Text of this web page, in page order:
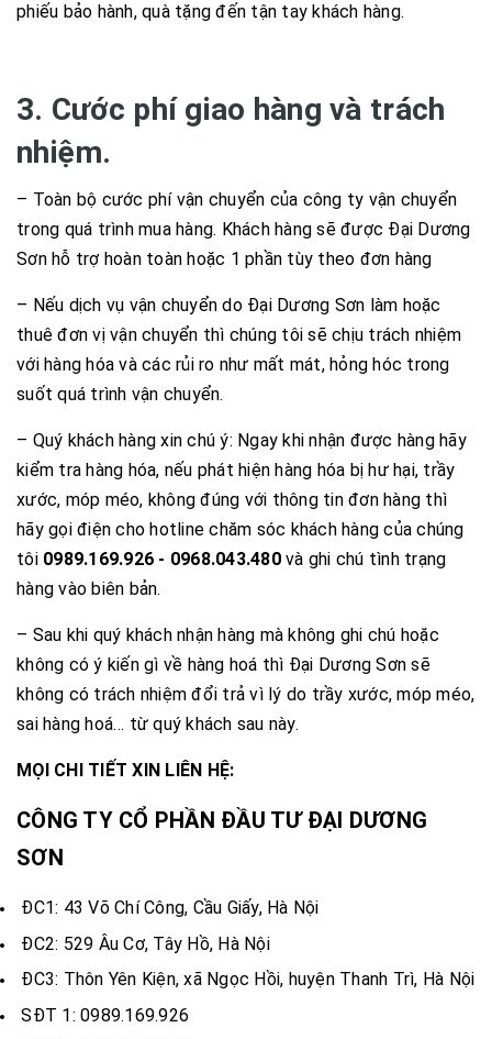
phiếu bảo hành, quà tặng đến tận tay khách hàng.
3. Cước phí giao hàng và trách
nhiệm.
– Toàn bộ cước phí vận chuyển của công ty vận chuyển
trong quá trình mua hàng. Khách hàng sẽ được Đại Dương
Sơn hỗ trợ hoàn toàn hoặc 1 phần tùy theo đơn hàng
– Nếu dịch vụ vận chuyển do Đại Dương Sơn làm hoặc
thuê đơn vị vận chuyển thì chúng tôi sẽ chịu trách nhiệm
với hàng hóa và các rủi ro như mất mát, hỏng hóc trong
suốt quá trình vận chuyển.
– Quý khách hàng xin chú ý: Ngay khi nhận được hàng hãy
kiểm tra hàng hóa, nếu phát hiện hàng hóa bị hư hại, trầy
xước, móp méo, không đúng với thông tin đơn hàng thì
hãy gọi điện cho hotline chăm sóc khách hàng của chúng
tôi 0989.169.926 - 0968.043.480 và ghi chú tình trạng
hàng vào biên bản.
– Sau khi quý khách nhận hàng mà không ghi chú hoặc
không có ý kiến gì về hàng hoá thì Đại Dương Sơn sẽ
không có trách nhiệm đổi trả vì lý do trầy xước, móp méo,
sai hàng hoá… từ quý khách sau này.
MỌI CHI TIẾT XIN LIÊN HỆ:
CÔNG TY CỔ PHẦN ĐẦU TƯ ĐẠI DƯƠNG
SƠN
ĐC1: 43 Võ Chí Công, Cầu Giấy, Hà Nội
ĐC2: 529 Âu Cơ, Tây Hồ, Hà Nội
ĐC3: Thôn Yên Kiện, xã Ngọc Hồi, huyện Thanh Trì, Hà Nội
SĐT 1: 0989.169.926